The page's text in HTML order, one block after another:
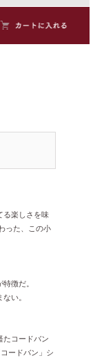
る楽しさを味
った、この小
徴だ。
い。
たコードバン
ードバン」シ